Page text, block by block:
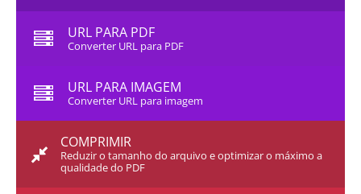
URL PARA PDF
Converter URL para PDF
URL PARA IMAGEM
Converter URL para imagem
COMPRIMIR
Reduzir o tamanho do arquivo e optimizar o máximo a
qualidade do PDF